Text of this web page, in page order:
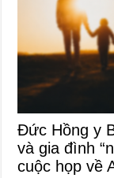
Đức Hồng y
và gia đình
cuộc họp về